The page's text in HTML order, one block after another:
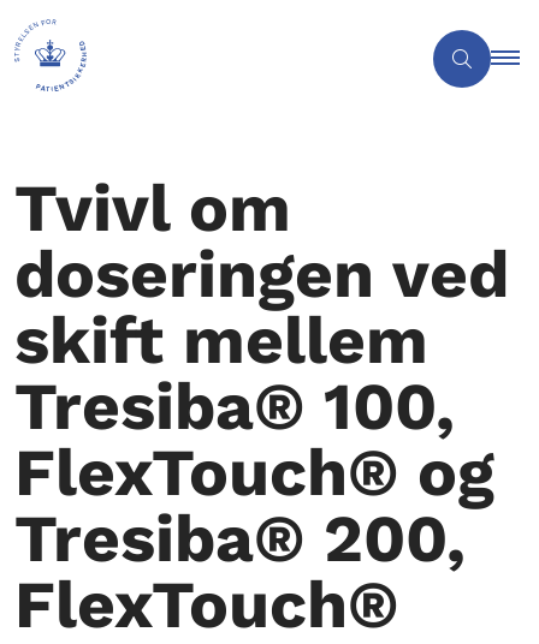
Tvivl om
doseringen ved
skift mellem
Tresiba® 100,
FlexTouch® og
Tresiba® 200,
FlexTouch®